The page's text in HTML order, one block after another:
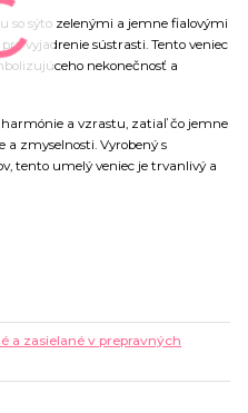
so sýto zelenými a jemne fialovými
vyjadrenie sústrasti. Tento veniec
nekonečnosť a
harmónie a vzrastu, zatiaľ čo jemne
a zmyselnosti. Vyrobený s
tento umelý veniec je trvanlivý a
a zasielané v prepravných